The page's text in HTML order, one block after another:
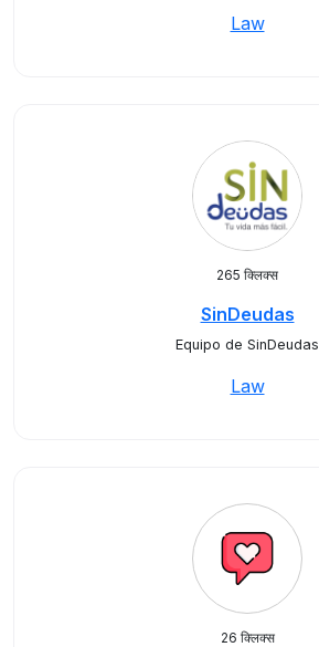
Law
265 क्लिक्स
SinDeudas
Equipo de SinDeudas
Law
26 क्लिक्स